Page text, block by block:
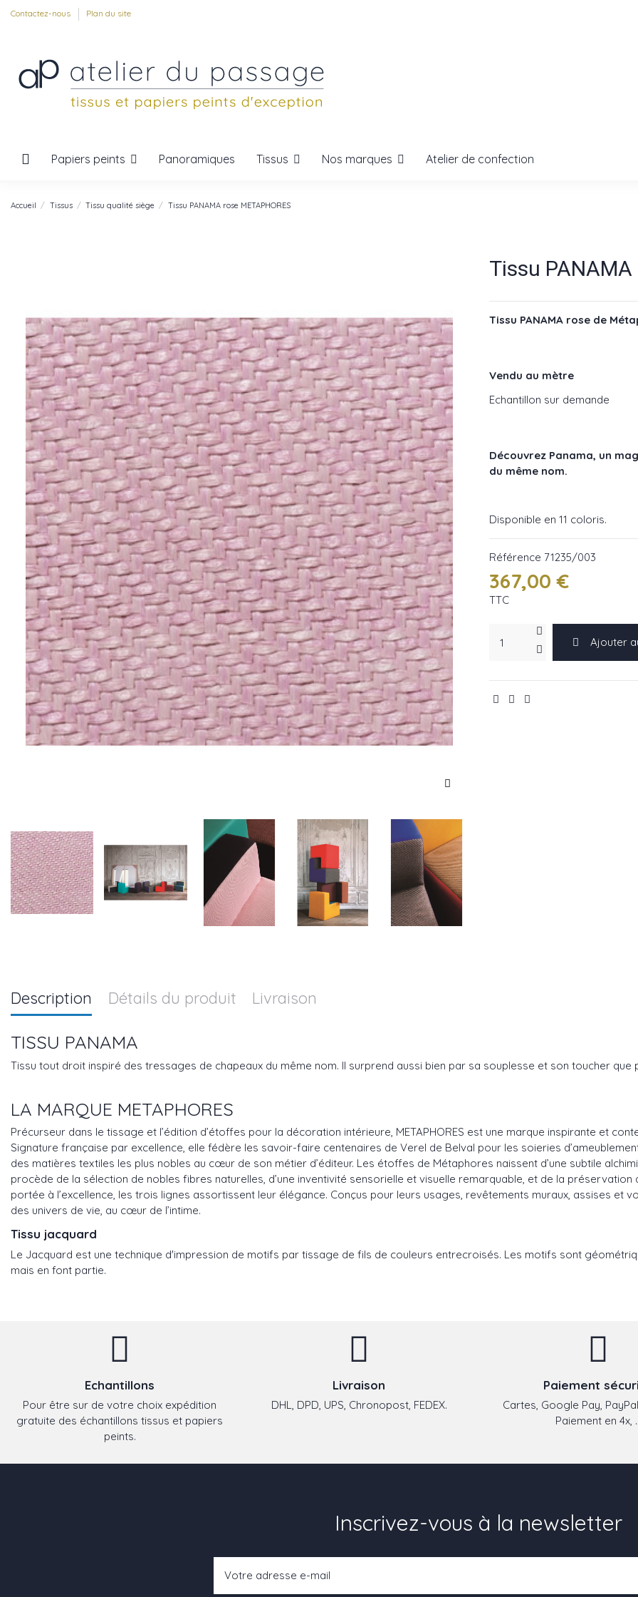
Contactez-nous Plan du site
Papiers peints Panoramiques Tissus Nos marques Atelier de confection
Accueil Tissus Tissu qualité siège Tissu PANAMA rose METAPHORES
Tissu PANAMA
Tissu PANAMA rose de
Vendu au mètre
Echantillon sur demande
Découvrez Panama, un
du même nom.
Disponible en 11 coloris.
Référence 71235/003
367,00 €
TTC
Ajouter
Description Détails du produit Livraison
TISSU PANAMA
Tissu tout droit inspiré des tressages de chapeaux du même nom. Il surprend aussi bien par sa souplesse et son toucher que
LA MARQUE METAPHORES
Précurseur dans le tissage et l’édition d’étoffes pour la décoration intérieure, METAPHORES est une marque inspirante et
Signature française par excellence, elle fédère les savoir-faire centenaires de Verel de Belval pour les soieries
des matières textiles les plus nobles au cœur de son métier d’éditeur. Les étoffes de Métaphores naissent d’une subtile
procède de la sélection de nobles fibres naturelles, d’une inventivité sensorielle et visuelle remarquable, et de la
portée à l’excellence, les trois lignes assortissent leur élégance. Conçus pour leurs usages, revêtements muraux, assises et
des univers de vie, au cœur de l’intime.
Tissu jacquard
Le Jacquard est une technique d'impression de motifs par tissage de fils de couleurs entrecroisés. Les motifs sont
mais en font partie.
Echantillons
Pour être sur de votre choix expédition
gratuite des échantillons tissus et papiers
peints.
Livraison
DHL, DPD, UPS, Chronopost, FEDEX.
Paiement
Cartes, Google Pay,
Paiement en 4x,
Inscrivez-vous à la newsletter